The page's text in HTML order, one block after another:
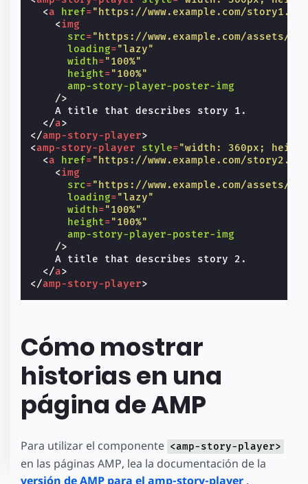
<a href="https://www.example.com/
<img
src="https://www.example.com/assets/
loading="lazy"
width="100%"
height="100%"
amp-story-player-poster-img
/>
    A title that describes story 1.
</a>
</amp-story-player>
<amp-story-player style="width: 360px;
<a href="https://www.example.com/
<img
src="https://www.example.com/assets/
loading="lazy"
width="100%"
height="100%"
amp-story-player-poster-img
/>
    A title that describes story 2.
</a>
</amp-story-player>
Cómo mostrar
historias en una
página de AMP
Para utilizar el componente <amp-story-player>
en las páginas AMP, lea la documentación de la
versión de AMP para el amp-story-player .